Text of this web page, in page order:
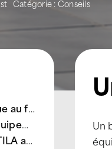
Catégorie :Conseils
Un bâtiment évolue au fil du temps
votre toit
Un